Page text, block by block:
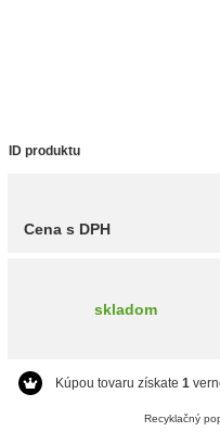
ID produktu
Cena s DPH
skladom
Kúpou tovaru získate 1
Recyklačný